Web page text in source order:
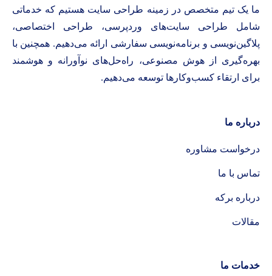
ما یک تیم متخصص در زمینه طراحی سایت هستیم که خدماتی
شامل طراحی سایت‌های وردپرسی، طراحی اختصاصی،
پلاگین‌نویسی و برنامه‌نویسی سفارشی ارائه می‌دهیم. همچنین با
بهره‌گیری از هوش مصنوعی، راه‌حل‌های نوآورانه و هوشمند
برای ارتقاء کسب‌وکارها توسعه می‌دهیم.
درباره ما
درخواست مشاوره
تماس با ما
درباره برکه
مقالات
خدمات ما